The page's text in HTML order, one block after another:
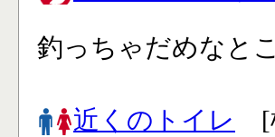
釣っちゃだめなと
近くのトイレ
[